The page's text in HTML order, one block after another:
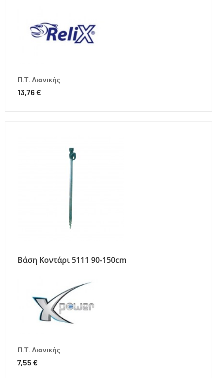
Π.Τ. Λιανικής
13,76 €
Βάση Κοντάρι 5111 90-150cm
Π.Τ. Λιανικής
7,55 €